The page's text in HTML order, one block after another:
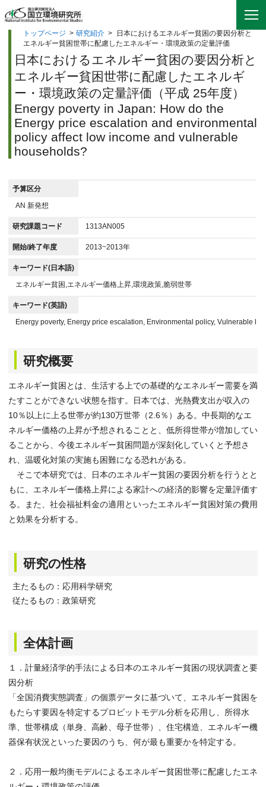
トップページ > 研究紹介 >
日本におけるエネルギー貧困の要因分析と
エネルギー貧困世帯に配慮したエネルギー・環境政策の定量評価
日本におけるエネルギー貧困の要因分析と
エネルギー貧困世帯に配慮したエネルギ
ー・環境政策の定量評価（平成 25年度）
Energy poverty in Japan: How do the
Energy price escalation and environmental
policy affect low income and vulnerable
households?
予算区分
AN 新発想
研究課題コード 1313AN005
開始/終了年度 2013~2013年
キーワード(日本語)
エネルギー貧困,エネルギー価格上昇,環境政策,脆弱世帯
キーワード(英語)
Energy poverty, Energy price escalation, Environmental policy, Vulnerable
研究概要
エネルギー貧困とは、生活する上での基礎的なエネルギー需要を満
たすことができない状態を指す。日本では、光熱費支出が収入の
10％以上に上る世帯が約130万世帯（2.6％）ある。中長期的なエ
ネルギー価格の上昇が予想されることと、低所得世帯が増加してい
ることから、今後エネルギー貧困問題が深刻化していくと予想さ
れ、温暖化対策の実施も困難になる恐れがある。
そこで本研究では、日本のエネルギー貧困の要因分析を行うとと
もに、エネルギー価格上昇による家計への経済的影響を定量評価す
る。また、社会福祉料金の適用といったエネルギー貧困対策の費用
と効果を分析する。
研究の性格
主たるもの：応用科学研究
従たるもの：政策研究
全体計画
１．計量経済学的手法による日本のエネルギー貧困の現状調査と要
因分析
「全国消費実態調査」の個票データに基づいて、エネルギー貧困を
もたらす要因を特定するプロビットモデル分析を応用し、所得水
準、世帯構成（単身、高齢、母子世帯）、住宅構造、エネルギー機
器保有状況といった要因のうち、何が最も重要かを特定する。
２．応用一般均衡モデルによるエネルギー貧困世帯に配慮したエネ